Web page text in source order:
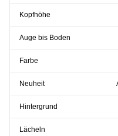
Kopfhöhe
Auge bis Boden
Farbe
Neuheit
Hintergrund
Lächeln